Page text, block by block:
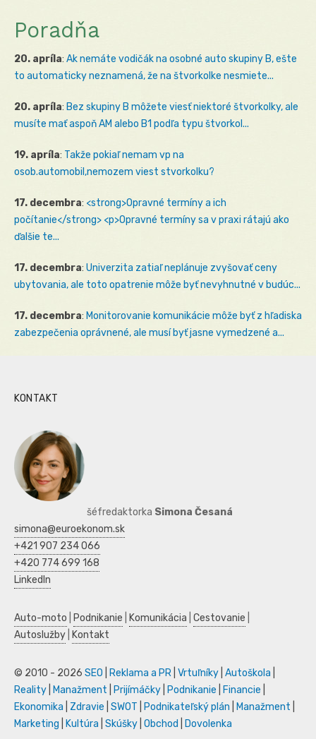
Poradňa
20. apríla: Ak nemáte vodičák na osobné auto skupiny B, ešte
to automaticky neznamená, že na štvorkolke nesmiete...
20. apríla: Bez skupiny B môžete viesť niektoré štvorkolky, ale
musíte mať aspoň AM alebo B1 podľa typu štvorkol...
19. apríla: Takže pokiaľ nemam vp na
osob.automobil,nemozem viest stvorkolku?
17. decembra: <strong>Opravné termíny a ich
počítanie</strong> <p>Opravné termíny sa v praxi rátajú ako
ďalšie te...
17. decembra: Univerzita zatiaľ neplánuje zvyšovať ceny
ubytovania, ale toto opatrenie môže byť nevyhnutné v budúc...
17. decembra: Monitorovanie komunikácie môže byť z hľadiska
zabezpečenia oprávnené, ale musí byť jasne vymedzené a...
KONTAKT
šéfredaktorka Simona Česaná
simona@euroekonom.sk
+421 907 234 066
+420 774 699 168
LinkedIn
Auto-moto Podnikanie Komunikácia Cestovanie
Autoslužby Kontakt
© 2010 - 2026 SEO Reklama a PR Vrtuľníky Autoškola
Reality Manažment Prijímáčky Podnikanie Financie
Ekonomika
Zdravie SWOT Podnikateľský plán Manažment
Marketing Kultúra Skúšky Obchod Dovolenka